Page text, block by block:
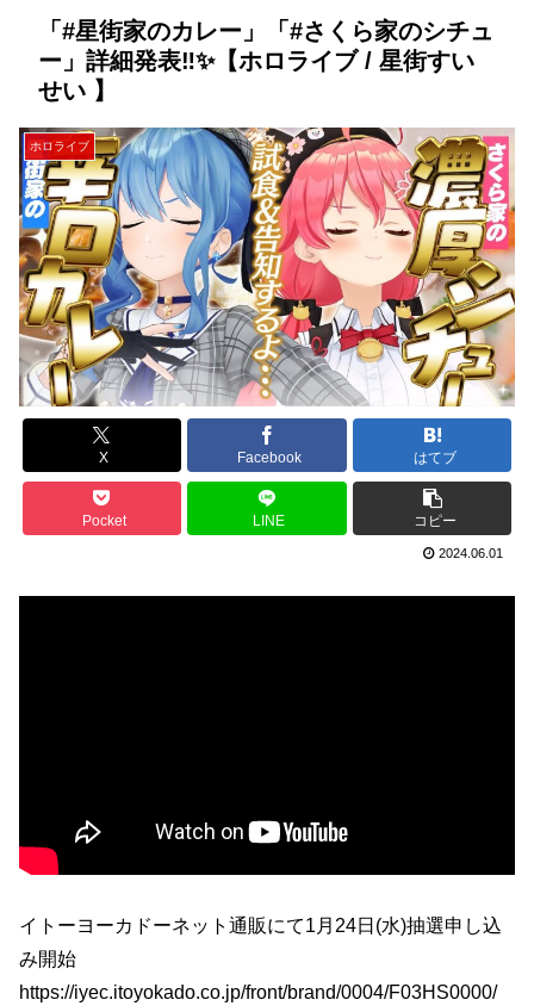
「#星街家のカレー」「#さくら家のシチュ
ー」詳細発表‼✨【ホロライブ / 星街すい
せい 】
ホロライブ
X Facebook はてブ
Pocket LINE コピー
2024.06.01
イトーヨーカドーネット通販にて1月24日(水)抽選申し込
み開始
https://iyec.itoyokado.co.jp/front/brand/0004/F03HS0000/